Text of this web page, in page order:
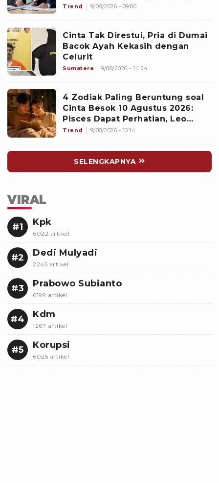
Makin Diperhitungkan
Trend 9/08/2026 - 09:00
Cinta Tak Direstui, Pria di Dumai
Bacok Ayah Kekasih dengan
Celurit
Sumatera 9/08/2026 - 14:24
4 Zodiak Paling Beruntung soal
Cinta Besok 10 Agustus 2026:
Pisces Dapat Perhatian, Leo
Makin Dekat dengan Si Dia
Trend 9/08/2026 - 10:14
SELENGKAPNYA
VIRAL
#1 Kpk
6022 artikel
#2 Dedi Mulyadi
2245 artikel
#3 Prabowo Subianto
6199 artikel
#4 Kdm
1267 artikel
#5 Korupsi
6025 artikel